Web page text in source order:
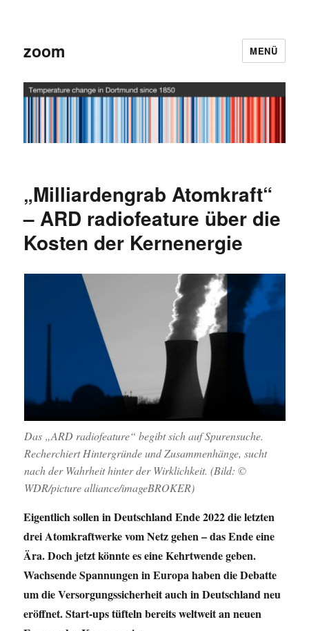
zoom MENÜ
„Milliardengrab Atomkraft“
– ARD radiofeature über die
Kosten der Kernenergie
Das „ARD radiofeature“ begibt sich auf Spurensuche.
Recherchiert Hintergründe und Zusammenhänge, sucht
nach der Wahrheit hinter der Wirklichkeit. (Bild: ©
WDR/picture alliance/imageBROKER)
Eigentlich sollen in Deutschland Ende 2022 die letzten
drei Atomkraftwerke vom Netz gehen – das Ende eine
Ära. Doch jetzt könnte es eine Kehrtwende geben.
Wachsende Spannungen in Europa haben die Debatte
um die Versorgungssicherheit auch in Deutschland neu
eröffnet. Start-ups tüfteln bereits weltweit an neuen